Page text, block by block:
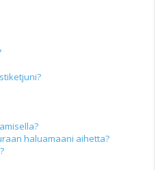
haluamaani aihetta?